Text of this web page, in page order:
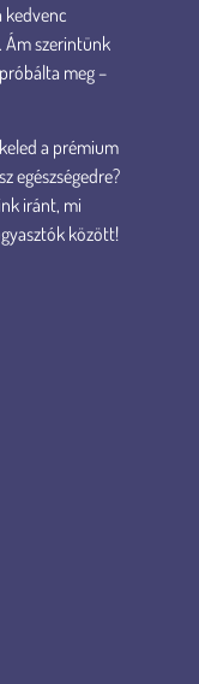
kedvenc
Ám szerintünk
meg –
a prémium
egészségedre?
iránt, mi
között!